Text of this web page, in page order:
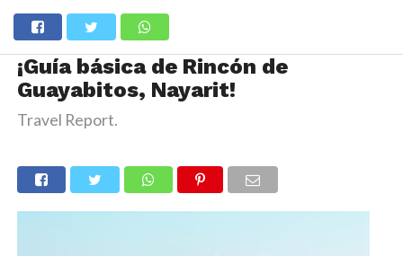
¡Guía básica de Rincón de
Guayabitos, Nayarit!
Travel Report.